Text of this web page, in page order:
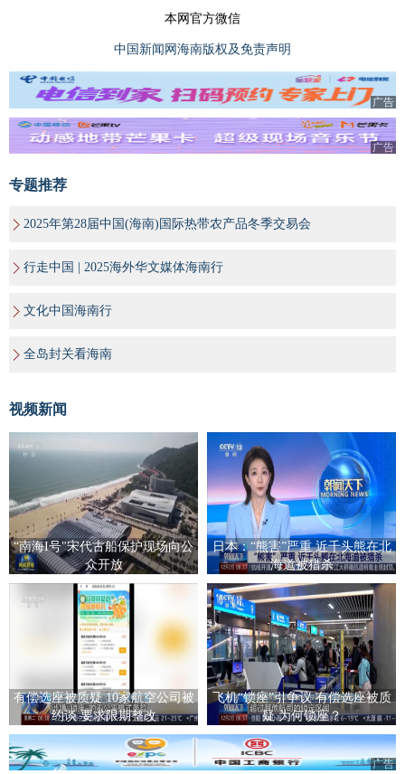
本网官方微信
中国新闻网海南版权及免责声明
广告
广告
专题推荐
2025年第28届中国(海南)国际热带农产品冬季交易会
行走中国 | 2025海外华文媒体海南行
文化中国海南行
全岛封关看海南
视频新闻
“南海I号"宋代古船保护现场向公
众开放
日本：“熊害”严重 近千头熊在北
海道被猎杀
有偿选座被质疑 10家航空公司被
约谈 要求限期整改
飞机“锁座”引争议 有偿选座被质
疑 为何锁座？
广告